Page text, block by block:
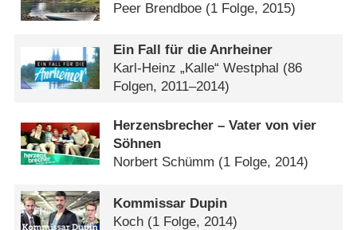
Peer Brendboe (1 Folge, 2015)
Ein Fall für die Anrheiner
Karl-Heinz „Kalle“ Westphal (86
Folgen, 2011–2014)
Herzensbrecher – Vater von vier
Söhnen
Norbert Schümm (1 Folge, 2014)
Kommissar Dupin
Koch (1 Folge, 2014)